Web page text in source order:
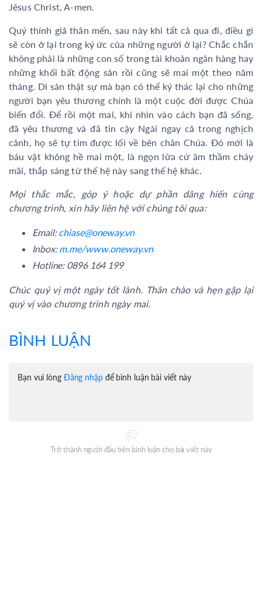
Jêsus Christ, A-men.
Quý thính giả thân mến, sau này khi tất cả qua đi, điều gì
sẽ còn ở lại trong ký ức của những người ở lại? Chắc chắn
không phải là những con số trong tài khoản ngân hàng hay
những khối bất động sản rồi cũng sẽ mai một theo năm
tháng. Di sản thật sự mà bạn có thể ký thác lại cho những
người bạn yêu thương chính là một cuộc đời được Chúa
biến đổi. Để rồi một mai, khi nhìn vào cách bạn đã sống,
đã yêu thương và đã tin cậy Ngài ngay cả trong nghịch
cảnh, họ sẽ tự tìm được lối về bên chân Chúa. Đó mới là
báu vật không hề mai một, là ngọn lửa cứ âm thầm cháy
mãi, thắp sáng từ thế hệ này sang thế hệ khác.
Mọi thắc mắc, góp ý hoặc dự phần dâng hiến cùng
chương trình, xin hãy liên hệ với chúng tôi qua:
Email:chiase@oneway.vn
Inbox:m.me/www.oneway.vn
Hotline: 0896 164 199
Chúc quý vị một ngày tốt lành. Thân chào và hẹn gặp lại
quý vị vào chương trình ngày mai.
BÌNH LUẬN
Bạn vui lòng Đăng nhậpđể bình luận bài viết này
Trở thành người đầu tiên bình luận cho bài viết này